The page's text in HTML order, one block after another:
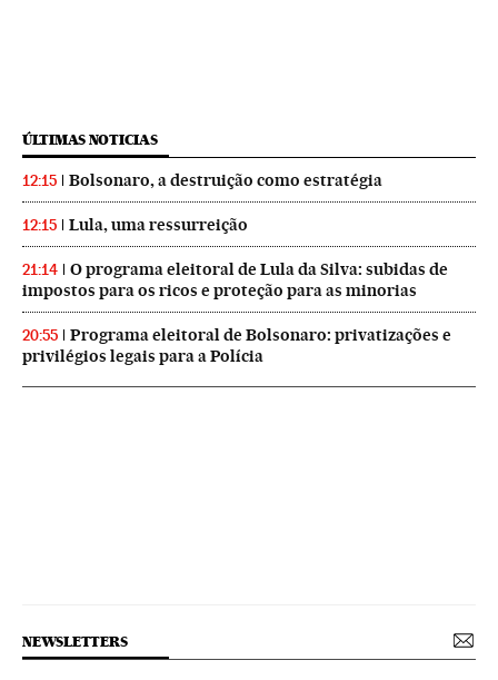
ÚLTIMAS NOTICIAS
12:15 Bolsonaro, a destruição como estratégia
12:15 Lula, uma ressurreição
21:14
O programa eleitoral de Lula da Silva: subidas de
impostos para os ricos e proteção para as minorias
20:55
Programa eleitoral de Bolsonaro: privatizações e
privilégios legais para a Polícia
NEWSLETTERS